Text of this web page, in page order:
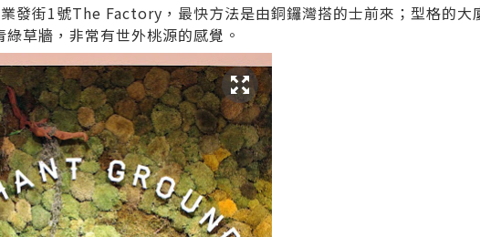
發街1號The Factory，最快方法是由銅鑼灣搭的士前來；型格的大
綠草牆，非常有世外桃源的感覺。